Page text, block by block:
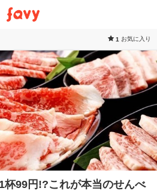
1 お気に入り
杯99円!?これが本当のせんべ